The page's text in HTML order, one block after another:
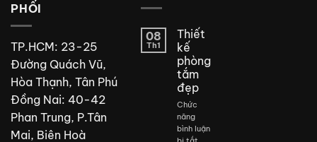
PHỐI
TP.HCM: 23-25
Đường Quách Vũ,
Hòa Thạnh, Tân Phú
Đồng Nai: 40-42
Phan Trung, P.Tân
Mai, Biên Hoà
08
Th1
Thiết
kế
phòng
tắm
đẹp
Chức
năng
bình luận